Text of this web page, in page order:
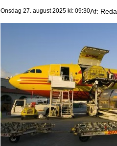
Onsdag 27. august 2025 kl: 09:30Af: